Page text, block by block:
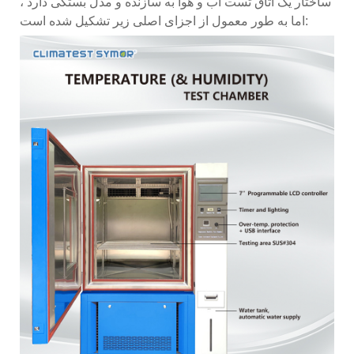
اما به طور معمول از اجزای اصلی زیر تشکیل شده است: